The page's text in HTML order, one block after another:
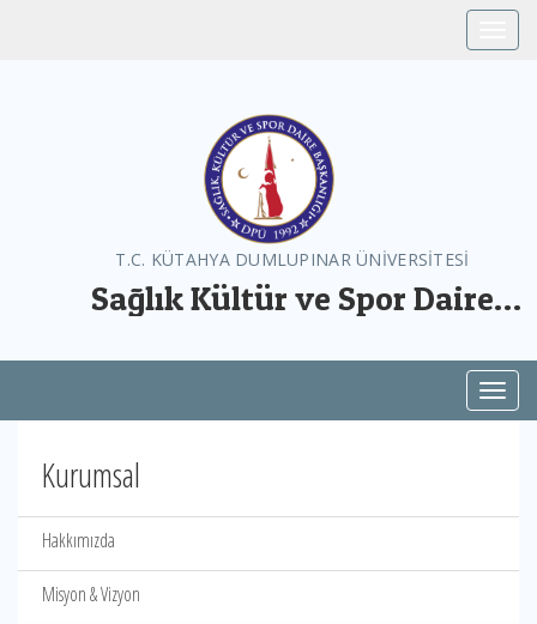
T.C. KÜTAHYA DUMLUPINAR ÜNİVERSİTESİ
Sağlık Kültür ve Spor Daire
Kurumsal
Hakkımızda
Misyon & Vizyon